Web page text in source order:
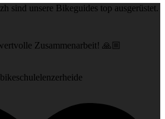
sind unsere Bikeguides top ausgerüstet.
Zusammenarbeit! 🙏🏼⁠